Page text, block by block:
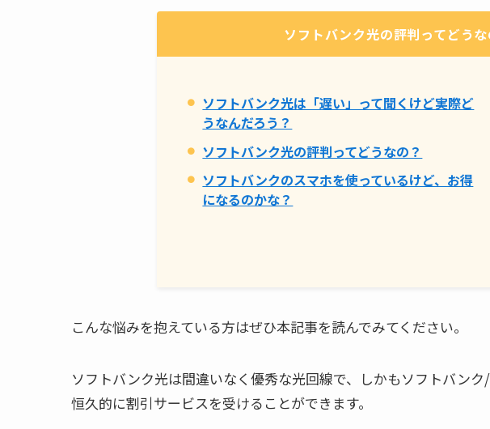
ソフトバンク光の評判ってどうな
ソフトバンク光は「遅い」って聞くけど実際ど
うなんだろう？
ソフトバンク光の評判ってどうなの？
ソフトバンクのスマホを使っているけど、お得
になるのかな？
こんな悩みを抱えている方はぜひ本記事を読んでみてください。
ソフトバンク光は間違いなく優秀な光回線で、しかもソフトバン
恒久的に割引サービスを受けることができます。